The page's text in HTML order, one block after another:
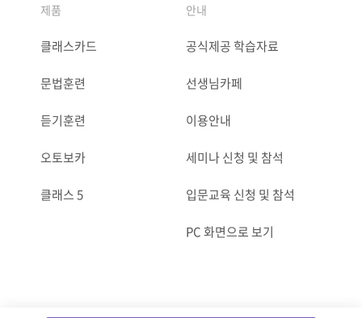
제품
클래스카드
문법훈련
듣기훈련
오토보카
클래스 5
안내
공식제공 학습자료
선생님카페
이용안내
세미나 신청 및 참석
입문교육 신청 및 참석
PC 화면으로 보기